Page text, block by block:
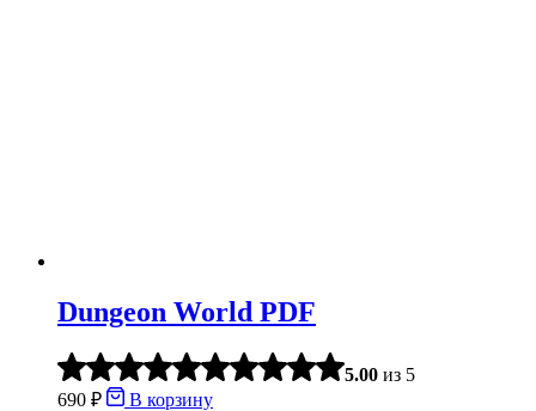
Dungeon World PDF
5.00 из 5
690 ₽ В корзину